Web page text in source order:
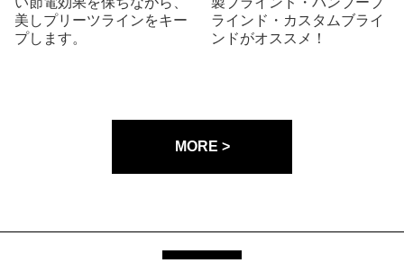
美しプリーツラインをキー
プします。
ラインド・カスタムブライ
ンドがオススメ！
MORE >